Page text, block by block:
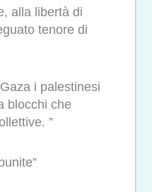
alla libertà di
tenore di
i palestinesi
blocchi che
”